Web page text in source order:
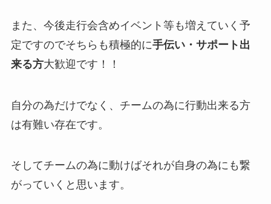
また、今後走行会含めイベント等も増えていく予
定ですのでそちらも積極的に手伝い・サポート出
来る方大歓迎です！！
自分の為だけでなく、チームの為に行動出来る方
は有難い存在です。
そしてチームの為に動けばそれが自身の為にも繋
がっていくと思います。